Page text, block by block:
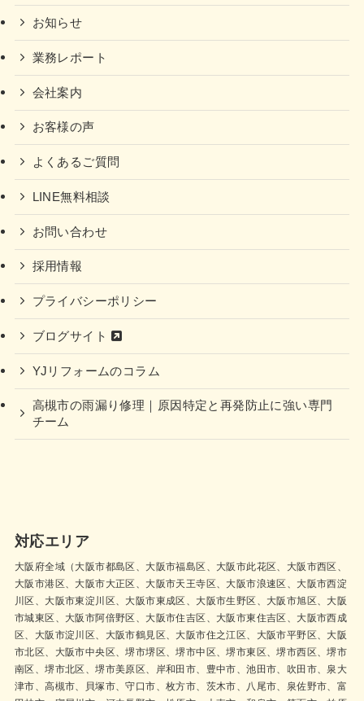
お知らせ
業務レポート
会社案内
お客様の声
よくあるご質問
LINE無料相談
お問い合わせ
採用情報
プライバシーポリシー
ブログサイト
YJリフォームのコラム
高槻市の雨漏り修理｜原因特定と再発防止に強い専門
チーム
対応エリア
大阪府全域（大阪市都島区、大阪市福島区、大阪市此花区、大阪市西区、
大阪市港区、大阪市大正区、大阪市天王寺区、大阪市浪速区、大阪市西淀
川区、大阪市東淀川区、大阪市東成区、大阪市生野区、大阪市旭区、大阪
市城東区、大阪市阿倍野区、大阪市住吉区、大阪市東住吉区、大阪市西成
区、大阪市淀川区、大阪市鶴見区、大阪市住之江区、大阪市平野区、大阪
市北区、大阪市中央区、堺市堺区、堺市中区、堺市東区、堺市西区、堺市
南区、堺市北区、堺市美原区、岸和田市、豊中市、池田市、吹田市、泉大
津市、高槻市、貝塚市、守口市、枚方市、茨木市、八尾市、泉佐野市、富